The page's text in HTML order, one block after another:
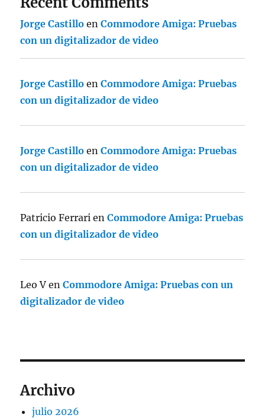
Jorge Castillo enCommodore Amiga: Pruebas
con un digitalizador de video
Jorge Castillo enCommodore Amiga: Pruebas
con un digitalizador de video
Jorge Castillo enCommodore Amiga: Pruebas
con un digitalizador de video
Patricio Ferrari enCommodore Amiga: Pruebas
con un digitalizador de video
Leo V enCommodore Amiga: Pruebas con un
digitalizador de video
Archivo
julio 2026